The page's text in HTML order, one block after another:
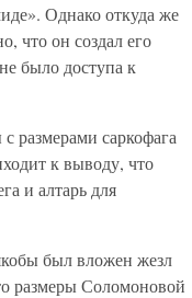
Однако откуда же
что он создал его
было доступа к
размерами саркофага
к выводу, что
и алтарь для
был вложен жезл
размеры Соломоновой